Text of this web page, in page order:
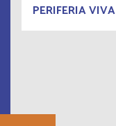
PERIFERIA VIVA